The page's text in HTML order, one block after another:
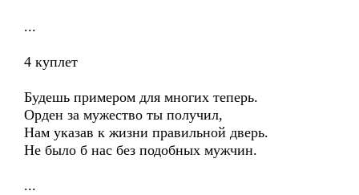
...
4 куплет
Будешь примером для многих теперь.
Орден за мужество ты получил,
Нам указав к жизни правильной дверь.
Не было б нас без подобных мужчин.
...